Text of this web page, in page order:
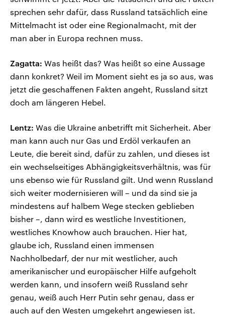
sprechen sehr dafür, dass Russland tatsächlich eine
Mittelmacht ist oder eine Regionalmacht, mit der
man aber in Europa rechnen muss.
Zagatta: Was heißt das? Was heißt so eine Aussage
dann konkret? Weil im Moment sieht es ja so aus, was
jetzt die geschaffenen Fakten angeht, Russland sitzt
doch am längeren Hebel.
Lentz: Was die Ukraine anbetrifft mit Sicherheit. Aber
man kann auch nur Gas und Erdöl verkaufen an
Leute, die bereit sind, dafür zu zahlen, und dieses ist
ein wechselseitiges Abhängigkeitsverhältnis, was für
uns ebenso wie für Russland gilt. Und wenn Russland
sich weiter modernisieren will – und da sind sie ja
mindestens auf halbem Wege stecken geblieben
bisher –, dann wird es westliche Investitionen,
westliches Knowhow auch brauchen. Hier hat,
glaube ich, Russland einen immensen
Nachholbedarf, der nur mit westlicher, auch
amerikanischer und europäischer Hilfe aufgeholt
werden kann, und insofern weiß Russland sehr
genau, weiß auch Herr Putin sehr genau, dass er
auch auf den Westen umgekehrt angewiesen ist.